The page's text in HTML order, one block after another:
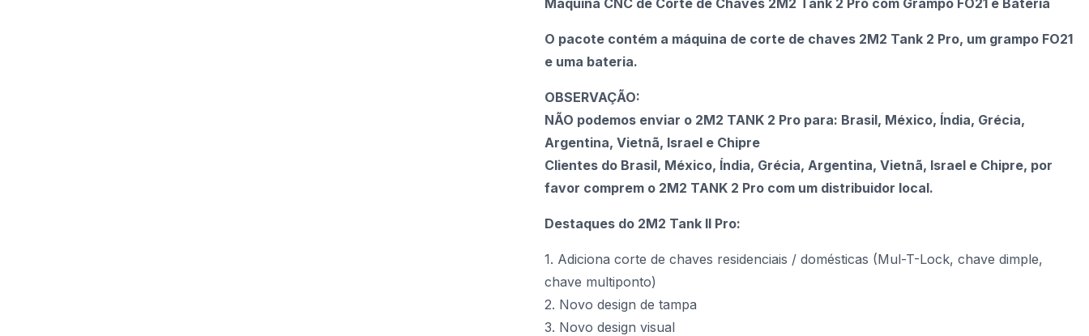
Máquina CNC de Corte de Chaves 2M2 Tank 2 Pro com Grampo FO21 e Bateria
O pacote contém a máquina de corte de chaves 2M2 Tank 2 Pro, um grampo FO21
e uma bateria.
OBSERVAÇÃO:
NÃO podemos enviar o 2M2 TANK 2 Pro para: Brasil, México, Índia, Grécia,
Argentina, Vietnã, Israel e Chipre
Clientes do Brasil, México, Índia, Grécia, Argentina, Vietnã, Israel e Chipre, por
favor comprem o 2M2 TANK 2 Pro com um distribuidor local.
Destaques do 2M2 Tank II Pro:
1. Adiciona corte de chaves residenciais / domésticas (Mul-T-Lock, chave dimple,
chave multiponto)
2. Novo design de tampa
3. Novo design visual